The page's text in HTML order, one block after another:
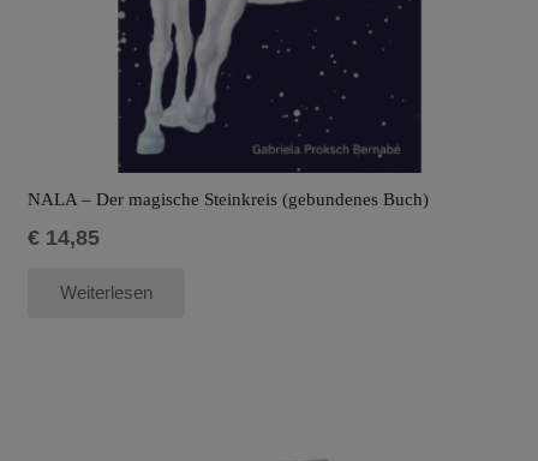
NALA – Der magische Steinkreis (gebundenes Buch)
€14,85
Weiterlesen